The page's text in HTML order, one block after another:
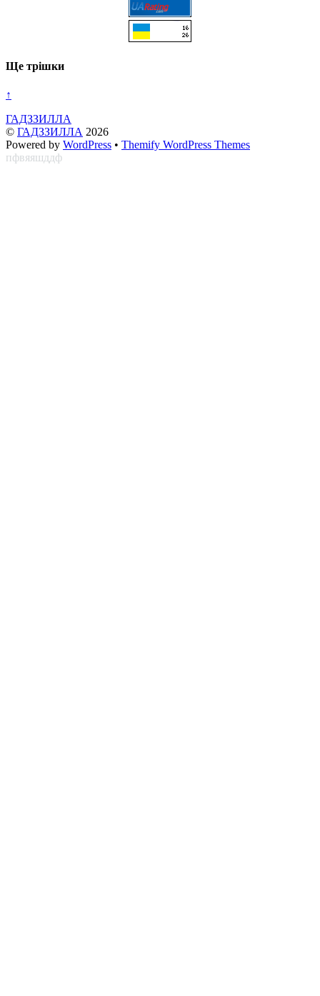
Ще трішки
↑
ГАДЗЗИЛЛА
© ГАДЗЗИЛЛА 2026
Powered by WordPress • Themify WordPress Themes
пфвяяшддф